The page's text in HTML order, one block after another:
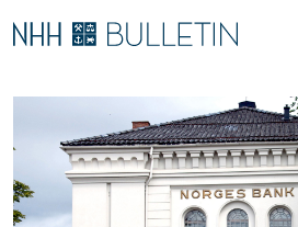
S
T
Y
R
E
O
D
Ø
N
T
S
T
Stipendiater og nye
Disputaser
Ekspertutvalg